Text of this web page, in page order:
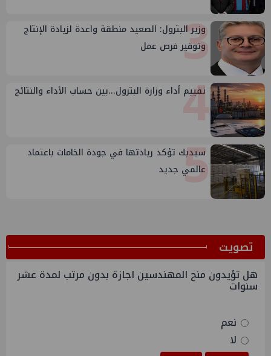
3
وزير البترول: الصعيد منطقة واعدة لزيادة الإنتاج
وتوفير فرص عمل
4
تقييم أداء وزارة البترول...بين حساب الأداء والنتائج
5
سيدبك تؤكد ريادتها في جودة الخامات باعتماد
عالمي جديد
ﺗﺼﻮﻳﺖ
هل تؤيدون منح المهندسين اجازة بدون مرتب لمدة عشر
سنوات
نعم
لا